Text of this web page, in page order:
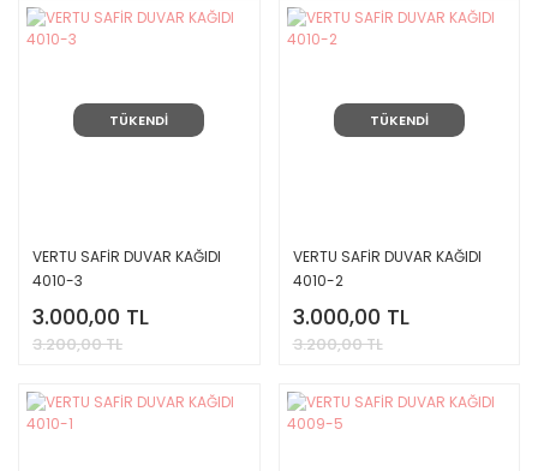
TÜKENDİ
VERTU SAFİR DUVAR KAĞIDI
4010-3
3.000,00 TL
3.200,00 TL
TÜKENDİ
VERTU SAFİR DUVAR KAĞIDI
4010-2
3.000,00 TL
3.200,00 TL